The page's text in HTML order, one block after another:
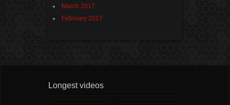
March 2017
February 2017
Longest videos